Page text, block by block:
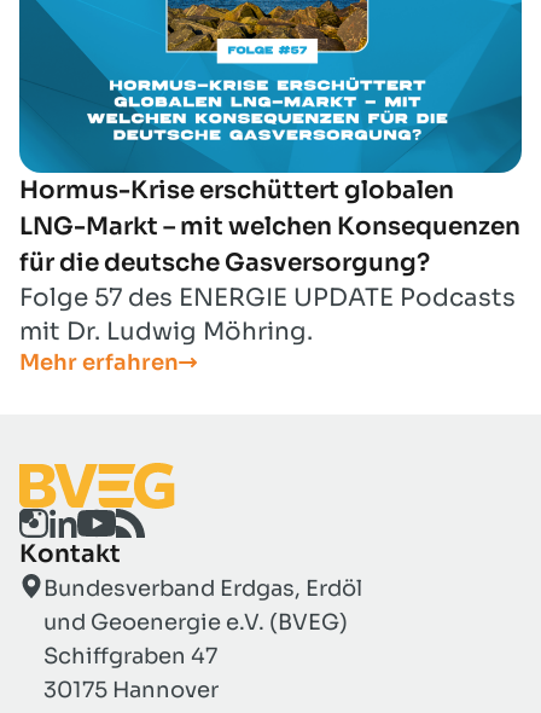
Hormus-Krise erschüttert globalen
LNG-Markt – mit welchen Konsequenzen
für die deutsche Gasversorgung?
Folge 57 des ENERGIE UPDATE Podcasts
mit Dr. Ludwig Möhring.
Mehr erfahren
Kontakt
Bundesverband Erdgas, Erdöl
und Geoenergie e.V. (BVEG)
Schiffgraben 47
30175 Hannover